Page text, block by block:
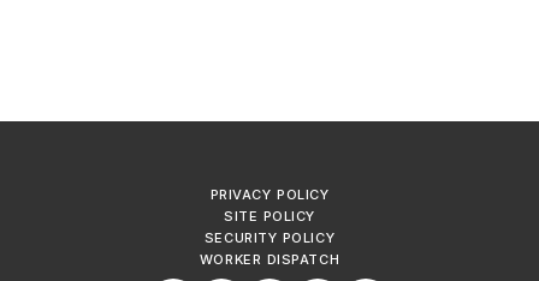
PRIVACY POLICY
SITE POLICY
SECURITY POLICY
WORKER DISPATCH